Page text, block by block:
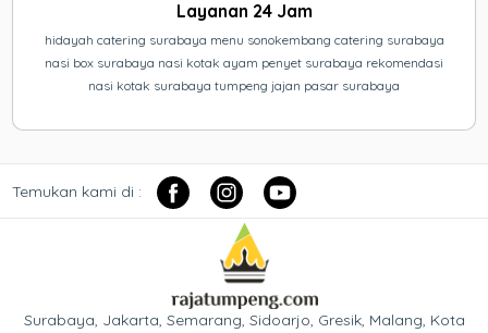
Layanan 24 Jam
hidayah catering surabaya menu sonokembang catering surabaya
nasi box surabaya nasi kotak ayam penyet surabaya rekomendasi
nasi kotak surabaya tumpeng jajan pasar surabaya
Temukan kami di :
Surabaya, Jakarta, Semarang, Sidoarjo, Gresik, Malang, Kota